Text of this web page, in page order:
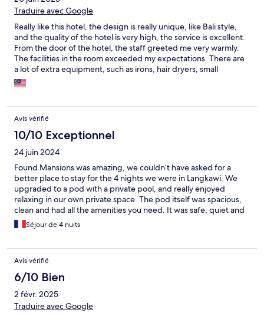
Traduire avec Google
Really like this hotel, the design is really unique, like Bali style,
and the quality of the hotel is very high, the service is excellent.
From the door of the hotel, the staff greeted me very warmly.
The facilities in the room exceeded my expectations. There are
a lot of extra equipment, such as irons, hair dryers, small
refrigerators, safes, etc. If I have the opportunity to travel to this
hotel again, I will definitely choose to stay in this hotel
Avis vérifié
10/10 Exceptionnel
24 juin 2024
Found Mansions was amazing, we couldn’t have asked for a
better place to stay for the 4 nights we were in Langkawi. We
upgraded to a pod with a private pool, and really enjoyed
relaxing in our own private space. The pod itself was spacious,
clean and had all the amenities you need. It was safe, quiet and
the staff were so friendly and helpful. We had a car during our
stay which meant we could explore the island, if you don’t have
probably a 20min walk to the beach. We loved all of the night
markets, a must try!!
Séjour de 4 nuits
Avis vérifié
6/10 Bien
2 févr. 2025
Traduire avec Google